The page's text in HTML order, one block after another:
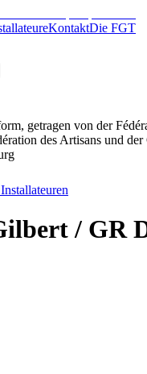
KontaktDie FGT
getragen von der
des Artisans und der
/ GR